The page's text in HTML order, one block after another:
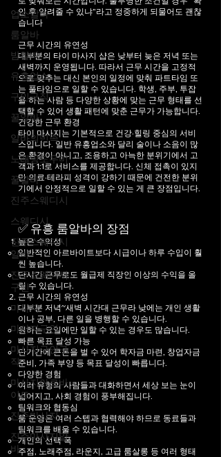
업소알바
룸알바
밤알바
유흥업소
구인구직
꿀알바
알바의민족
노래방도우미
꿀알바
진주스웨디시
스웨디시
진주스웨디시
알바
진주스웨디시
구인
마사지
마사지구인
마사지구인구
직
마사지아르바
이트
진주마사지
진주마사지알
바
인 후 알려줄 수 있냐”라고 정중하게 되물어도 괜찮
습니다
근무 시간의 유연성
대부분의 타이 마사지 샵은 낮부터 늦은 저녁 또는
새벽까지 운영됩니다. 따라서 근무 시간을 고정적
으로 맞추는 대신 본인의 일정에 맞춰 파트타임 또
는 풀타임으로 일할 수 있습니다. 학생, 주부, 투잡
을 하는 사람 등 다양한 상황에 맞는 근무 형태를 선
택할 수 있어 생활 패턴에 맞춘 근무가 가능합니다.
건강한 근무 환경
타이 마사지는 기본적으로 건강·힐링 중심의 서비
스입니다. 일반 유흥업소와 달리 술이나 소음이 많
은 환경이 아니고, 조용하고 아늑한 분위기에서 고
객과1:1로 서비스를 제공합니다. 신체 접촉이 있지
만 의료·테라피 성격이 강하기 때문에 건전한 분위
기에서 안정적으로 일할 수 있는 게 큰 장점입니다.
✅ 유흥 룸알바의 장점
높은 수익성
일반적인 아르바이트보다 시급이나 하루 수입이 훨
씬 높습니다.
단시간 근무로도 월급제 직장인 이상의 수익을 올
릴 수 있습니다.
근무 시간의 유연성
대부분 저녁~새벽 시간대 근무라 낮에는 개인 생활
이나 공부, 다른 일을 병행할 수 있습니다.
원하는 요일에만 일할 수 있는 경우도 많습니다.
빠른 목표 달성 가능
단기간에 큰돈을 벌 수 있어 학자금 마련, 창업자금
준비, 가족 부양 등 목표 달성이 빠릅니다.
다양한 경험
여러 유형의 사람들과 대화하면서 세상 보는 눈이
넓어지고, 사회 경험이 풍부해집니다.
팀워크와 협동심
룸 운영은 여러 스텝과 협력해야 하므로 동료들과
팀워크를 배울 수 있습니다.
개인의 선택 폭
주점, 노래주점, 라운지, 고급 룸살롱 등 여러 형태